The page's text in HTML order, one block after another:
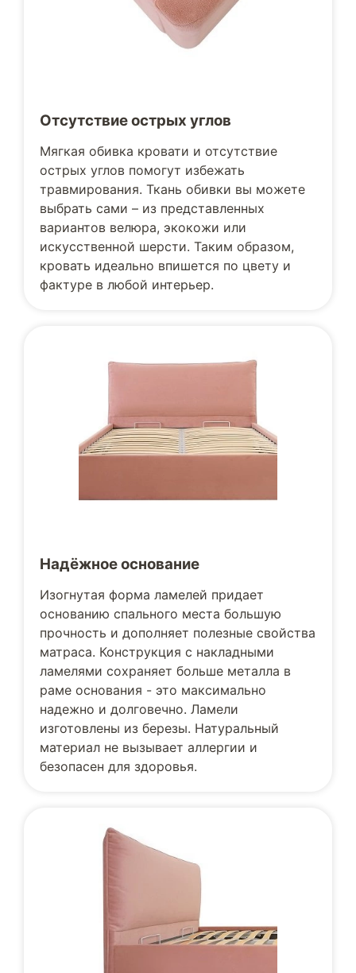
Отсутствие острых углов
Мягкая обивка кровати и отсутствие
острых углов помогут избежать
травмирования. Ткань обивки вы можете
выбрать сами – из представленных
вариантов велюра, экокожи или
искусственной шерсти. Таким образом,
кровать идеально впишется по цвету и
фактуре в любой интерьер.
Надёжное основание
Изогнутая форма ламелей придает
основанию спального места большую
прочность и дополняет полезные свойства
матраса. Конструкция с накладными
ламелями сохраняет больше металла в
раме основания - это максимально
надежно и долговечно. Ламели
изготовлены из березы. Натуральный
материал не вызывает аллергии и
безопасен для здоровья.